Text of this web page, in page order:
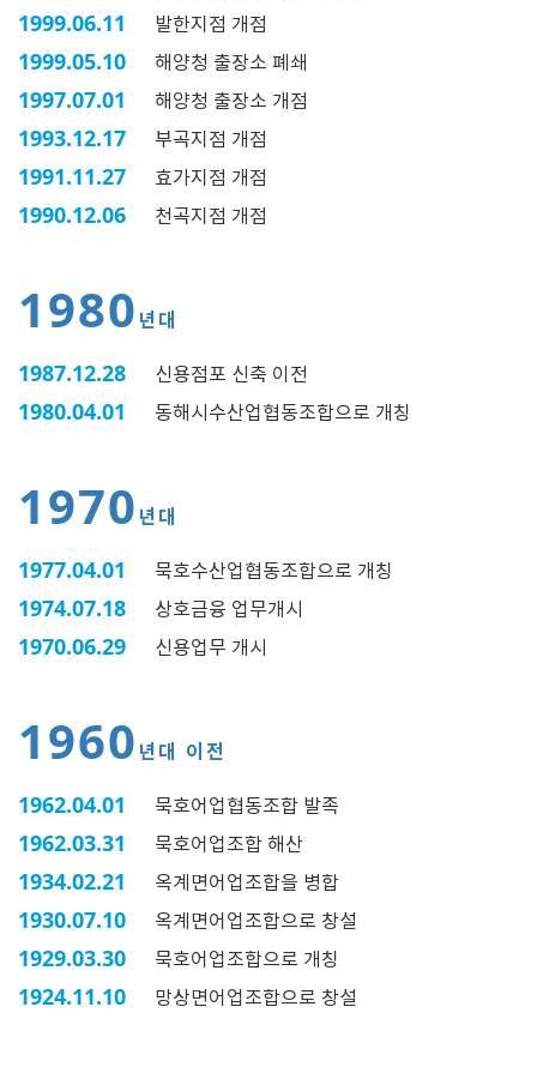
1999.06.11 발한지점 개점
1999.05.10 해양청 출장소 폐쇄
1997.07.01 해양청 출장소 개점
1993.12.17 부곡지점 개점
1991.11.27 효가지점 개점
1990.12.06 천곡지점 개점
1980 년대
1987.12.28 신용점포 신축 이전
1980.04.01 동해시수산업협동조합으로 개칭
1970 년대
1977.04.01 묵호수산업협동조합으로 개칭
1974.07.18 상호금융 업무개시
1970.06.29 신용업무 개시
1960 년대 이전
1962.04.01 묵호어업협동조합 발족
1962.03.31 묵호어업조합 해산
1934.02.21 옥계면어업조합을 병합
1930.07.10 옥계면어업조합으로 창설
1929.03.30 묵호어업조합으로 개칭
1924.11.10 망상면어업조합으로 창설